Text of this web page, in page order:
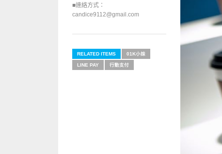
■連絡方式：
candice9112@gmail.com
RELATED ITEMS 01K小妹
LINE PAY 行動支付